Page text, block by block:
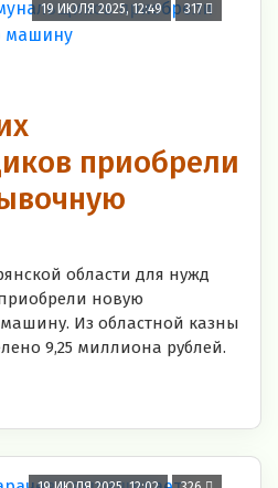
19 ИЮЛЯ 2025, 12:49 317
приобрели
области для нужд
новую
Из областной казны
9,25 миллиона рублей.